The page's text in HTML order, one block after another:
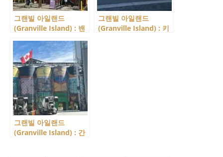
그랜빌 아일랜드
(Granville Island) : 밴
빌 아일랜드 퍼블릭 마
켓(Public Market)입니
다.
그랜빌 아일랜드
(Granville Island) : 키
그랜빌 아일랜드
(Granville Island) : 간